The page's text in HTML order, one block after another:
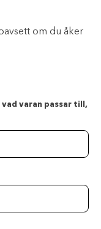
om du åker
varan passar till,